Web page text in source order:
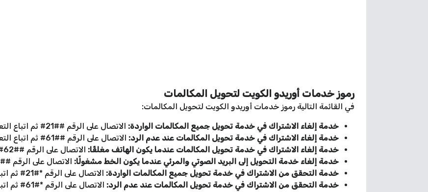
رموز خدمات أوريدو الكويت لتحويل المكالمات
في القائمة التالية رموز خدمات أوريدو الكويت لتحويل المكالمات:
خدمة إلغاء الاشتراك في خدمة تحويل جميع المكالمات الواردة: الاتصال على الرقم ##21# ثم اتباع التعليمات.
خدمة إلغاء الاشتراك في خدمة تحويل المكالمات عند عدم الرد: الاتصال على الرقم ##61# ثم اتباع التعليمات.
خدمة إلغاء الاشتراك في خدمة تحويل المكالمات عندما يكون الهاتف مغلقًا: الاتصال على الرقم ##62# ثم اتباع التعليمات.
خدمة إلغاء خدمة التحويل إلى البريد الصوتي والمرئي عندما يكون الخط مشغولًا: الاتصال على الرقم ##67# ثم اتباع التعليمات.
خدمة التحقق من الاشتراك في خدمة تحويل جميع المكالمات الواردة: الاتصال على الرقم *#21# ثم اتباع التعليمات.
خدمة التحقق من الاشتراك في خدمة تحويل المكالمات عند عدم الرد: الاتصال على الرقم *#61# ثم اتباع التعليمات.